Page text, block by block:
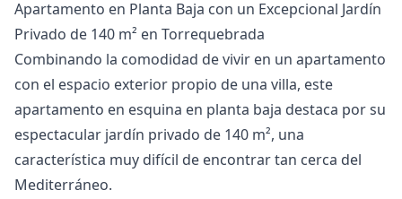
Apartamento en Planta Baja con un Excepcional Jardín
Privado de 140 m² en Torrequebrada
Combinando la comodidad de vivir en un apartamento
con el espacio exterior propio de una villa, este
apartamento en esquina en planta baja destaca por su
espectacular jardín privado de 140 m², una
característica muy difícil de encontrar tan cerca del
Mediterráneo.